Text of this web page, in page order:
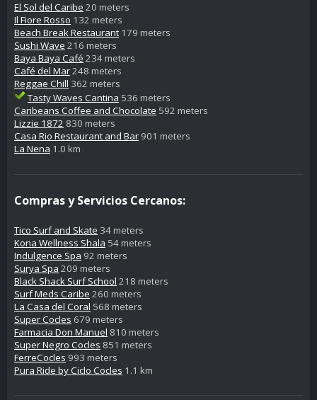
El Sol del Caribe 20 meters
Il Fiore Rosso 132 meters
Beach Break Restaurant 179 meters
Sushi Wave 216 meters
Baya Baya Café 234 meters
Café del Mar248 meters
Reggae Chill 362 meters
Tasty Waves Cantina 536 meters
Caribeans Coffee and Chocolate 592 meters
Lizzie 1872 830 meters
Casa Rio Restaurant and Bar 901 meters
La Nena 1.0 km
Compras y Servicios Cercanos:
Tico Surf and Skate 34 meters
Kona Wellness Shala 54 meters
Indulgence Spa 92 meters
Surya Spa 209 meters
Black Shack Surf School 218 meters
Surf Meds Caribe 260 meters
La Casa del Coral 568 meters
Super Cocles 679 meters
Farmacia Don Manuel 810 meters
Super Negro Cocles 851 meters
FerreCocles 993 meters
Pura Ride by Ciclo Cocles 1.1 km